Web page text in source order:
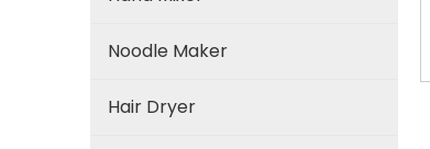
Noodle Maker
Hair Dryer